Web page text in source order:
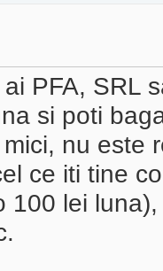
PFA, SRL
si poti
nu este
ce iti tine
100 lei